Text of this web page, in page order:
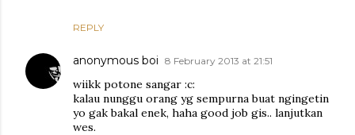
REPLY
anonymous boi 8 February 2013 at 21:51
wiikk potone sangar :c:
kalau nunggu orang yg sempurna buat ngingetin
yo gak bakal enek, haha good job gis.. lanjutkan
wes.